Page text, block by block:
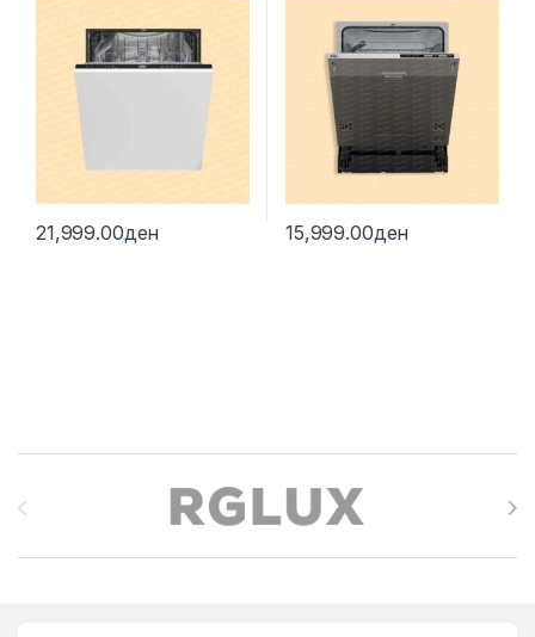
21,999.00ден 15,999.00ден